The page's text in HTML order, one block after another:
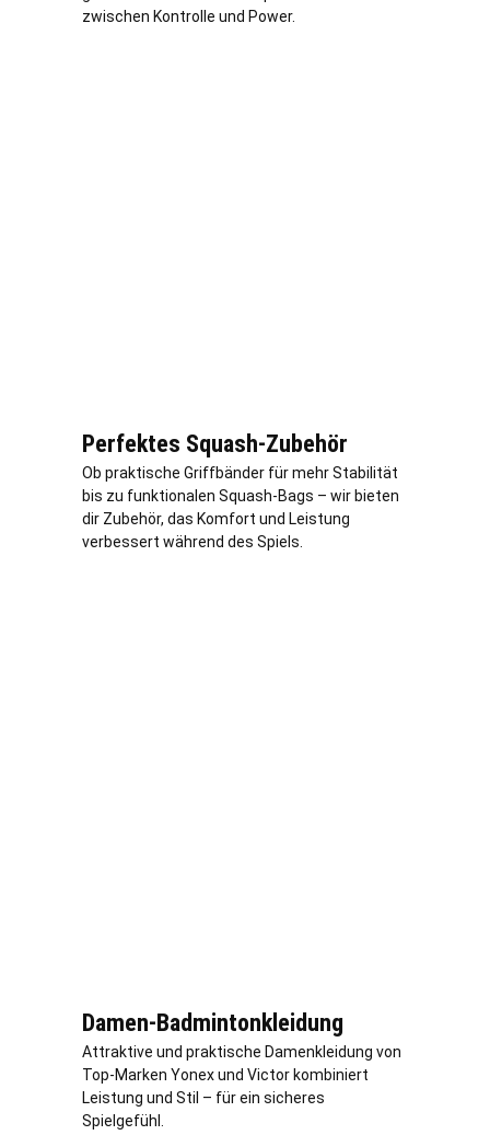
zwischen Kontrolle und Power.
Perfektes Squash-Zubehör
Ob praktische Griffbänder für mehr Stabilität
bis zu funktionalen Squash-Bags – wir bieten
dir Zubehör, das Komfort und Leistung
verbessert während des Spiels.
Damen-Badmintonkleidung
Attraktive und praktische Damenkleidung von
Top-Marken Yonex und Victor kombiniert
Leistung und Stil – für ein sicheres
Spielgefühl.